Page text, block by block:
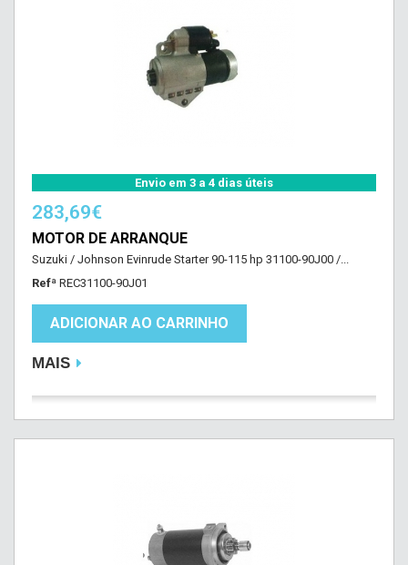
Envio em 3 a 4 dias úteis
283,69€
MOTOR DE ARRANQUE
Suzuki / Johnson Evinrude Starter 90-115 hp 31100-90J00 /...
Refª REC31100-90J01
ADICIONAR AO CARRINHO
MAIS